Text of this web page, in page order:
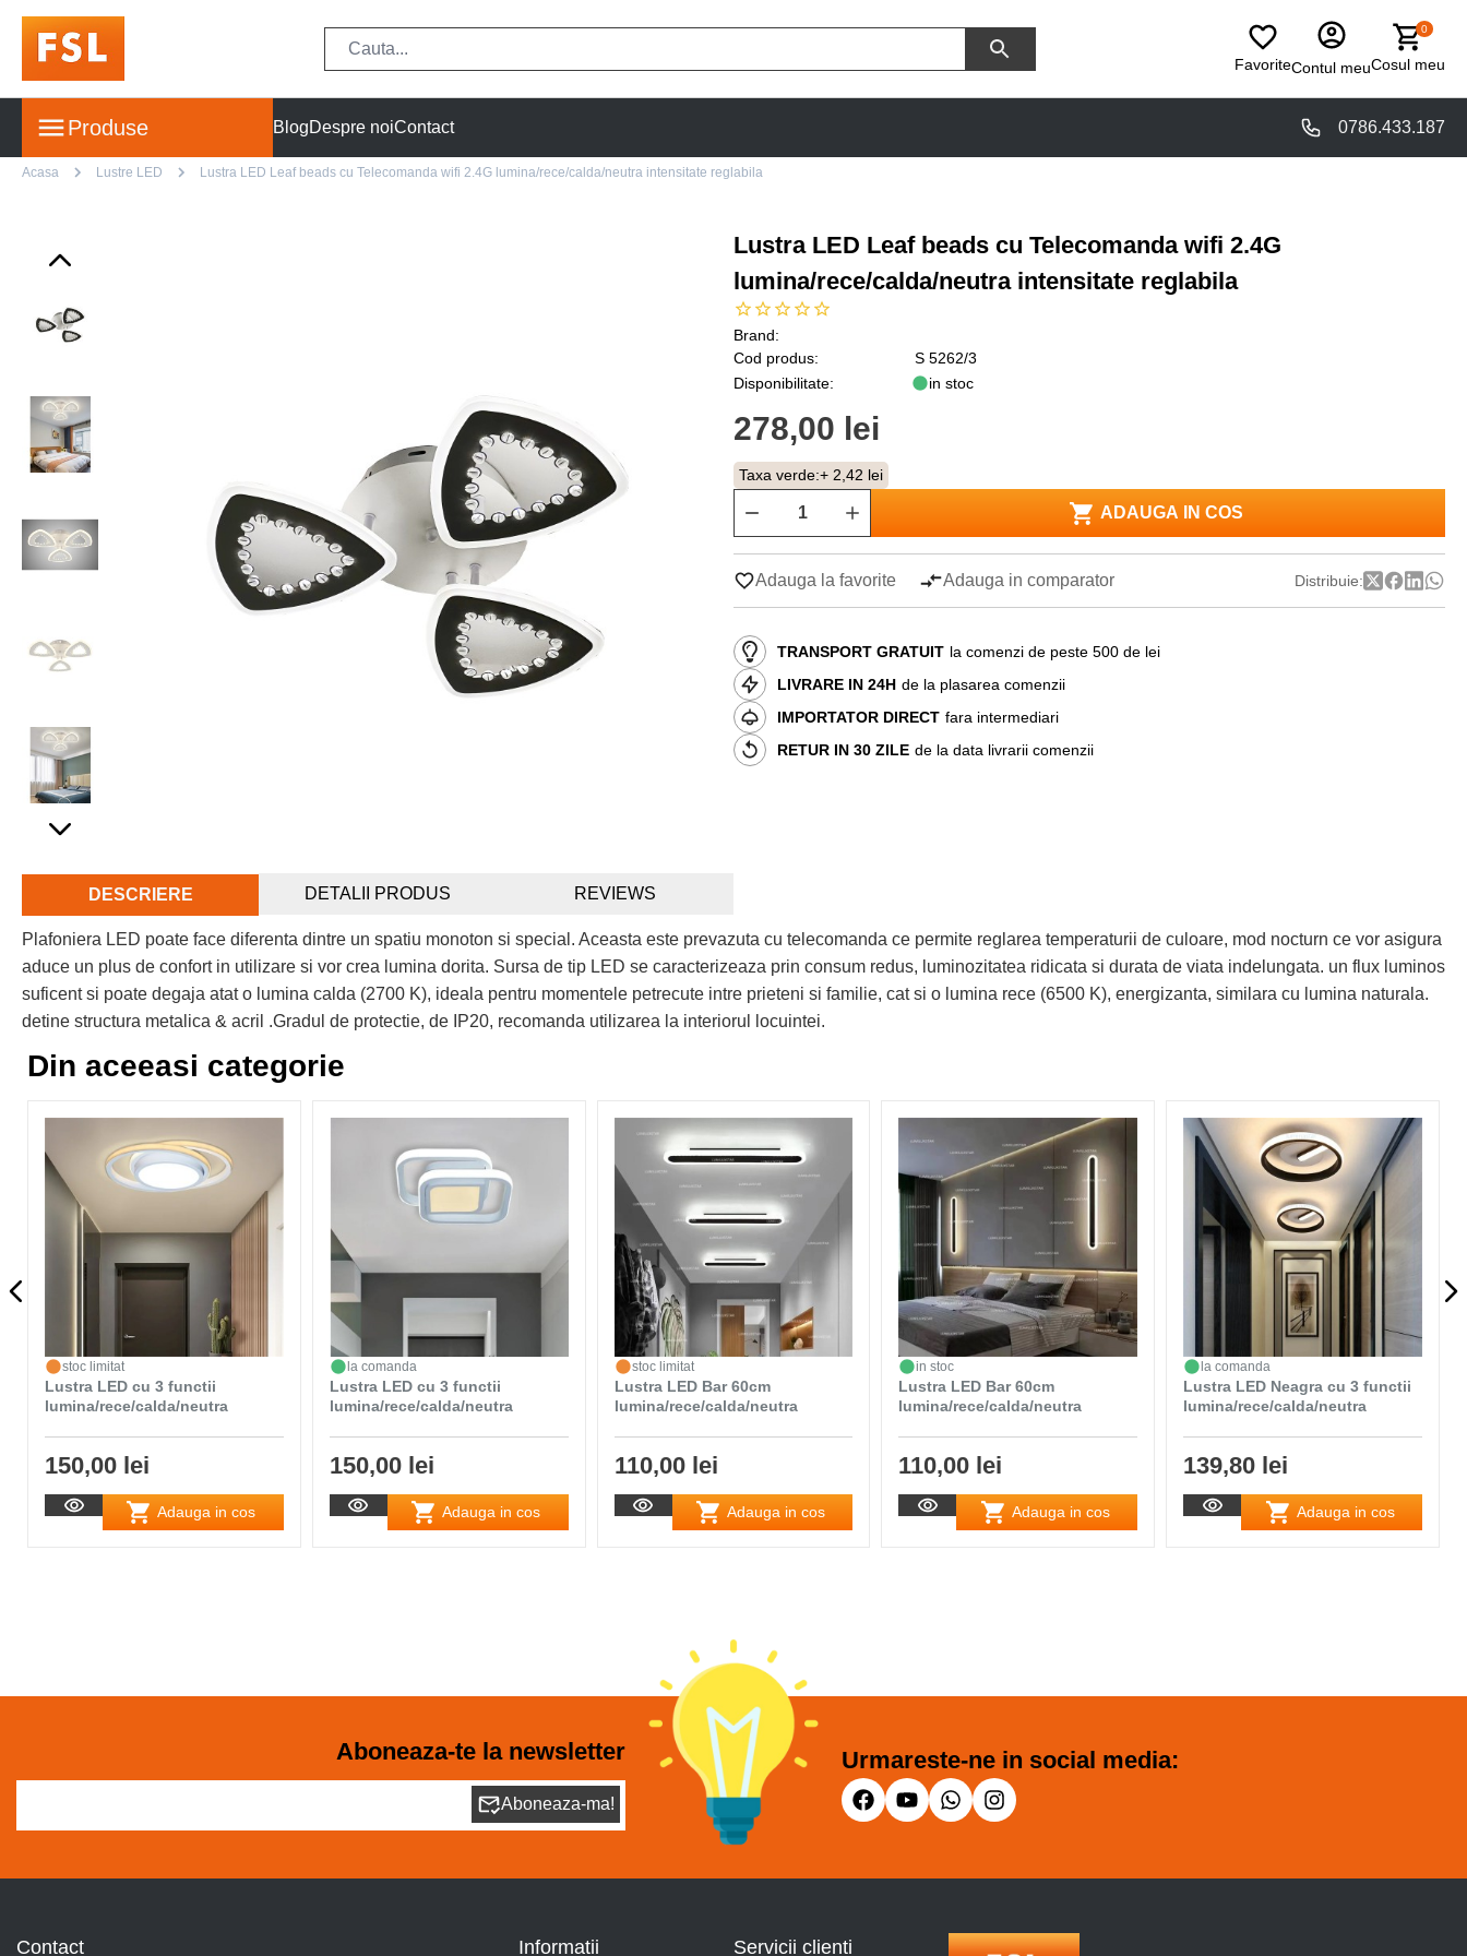
FavoriteContul meu
0
Cosul meu
Produse BlogDespre noiContact 0786.433.187
Acasa Lustre LED Lustra LED Leaf beads cu Telecomanda wifi 2.4G lumina/rece/calda/neutra intensitate reglabila
Lustra LED Leaf beads cu Telecomanda wifi 2.4G
lumina/rece/calda/neutra intensitate reglabila
Brand:
Cod produs:
S 5262/3
Disponibilitate:
in stoc
278,00 lei
Taxa verde:+ 2,42 lei
ADAUGA IN COS
Adauga la favorite Adauga in comparator Distribuie:
TRANSPORT GRATUIT la comenzi de peste 500 de lei
LIVRARE IN 24H de la plasarea comenzii
IMPORTATOR DIRECT fara intermediari
RETUR IN 30 ZILE de la data livrarii comenzii
DESCRIERE DETALII PRODUS REVIEWS
Plafoniera LED poate face diferenta dintre un spatiu monoton si special. Aceasta este prevazuta cu telecomanda ce permite reglarea temperaturii de culoare, mod nocturn ce vor asigura
aduce un plus de confort in utilizare si vor crea lumina dorita. Sursa de tip LED se caracterizeaza prin consum redus, luminozitatea ridicata si durata de viata indelungata. un flux luminos
suficent si poate degaja atat o lumina calda (2700 K), ideala pentru momentele petrecute intre prieteni si familie, cat si o lumina rece (6500 K), energizanta, similara cu lumina naturala.
detine structura metalica & acril .Gradul de protectie, de IP20, recomanda utilizarea la interiorul locuintei.
Din aceeasi categorie
stoc limitat
Lustra LED cu 3 functii
lumina/rece/calda/neutra
150,00 lei
Adauga in cos
la comanda
Lustra LED cu 3 functii
lumina/rece/calda/neutra
150,00 lei
Adauga in cos
stoc limitat
Lustra LED Bar 60cm
lumina/rece/calda/neutra
110,00 lei
Adauga in cos
in stoc
Lustra LED Bar 60cm
lumina/rece/calda/neutra
110,00 lei
Adauga in cos
la comanda
Lustra LED Neagra cu 3 functii
lumina/rece/calda/neutra
139,80 lei
Adauga in cos
Aboneaza-te la newsletter
Aboneaza-ma!
Urmareste-ne in social media:
Contact Informatii Servicii clienti